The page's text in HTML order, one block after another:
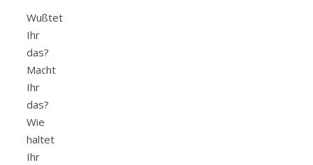
Wußtet
Ihr
das?
Macht
Ihr
das?
Wie
haltet
Ihr